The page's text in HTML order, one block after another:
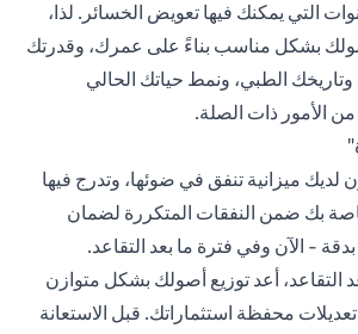
التي يمكنك فيها تعويض الخسائر. لذا،
بشكل مناسب بناءً على عمرك، وقدرتك
الطبي، ونمط حياتك الحالي
الأمور ذات الصلة.
ميزانية تنفق في ضوئها، وتدرج فيها
بك ضمن النفقات المتكررة لضمان
- الآن وفي فترة ما بعد التقاعد.
التقاعد، أعد توزيع أصولك بشكل متوازن
محفظة استثماراتك. قبل الاستعانة